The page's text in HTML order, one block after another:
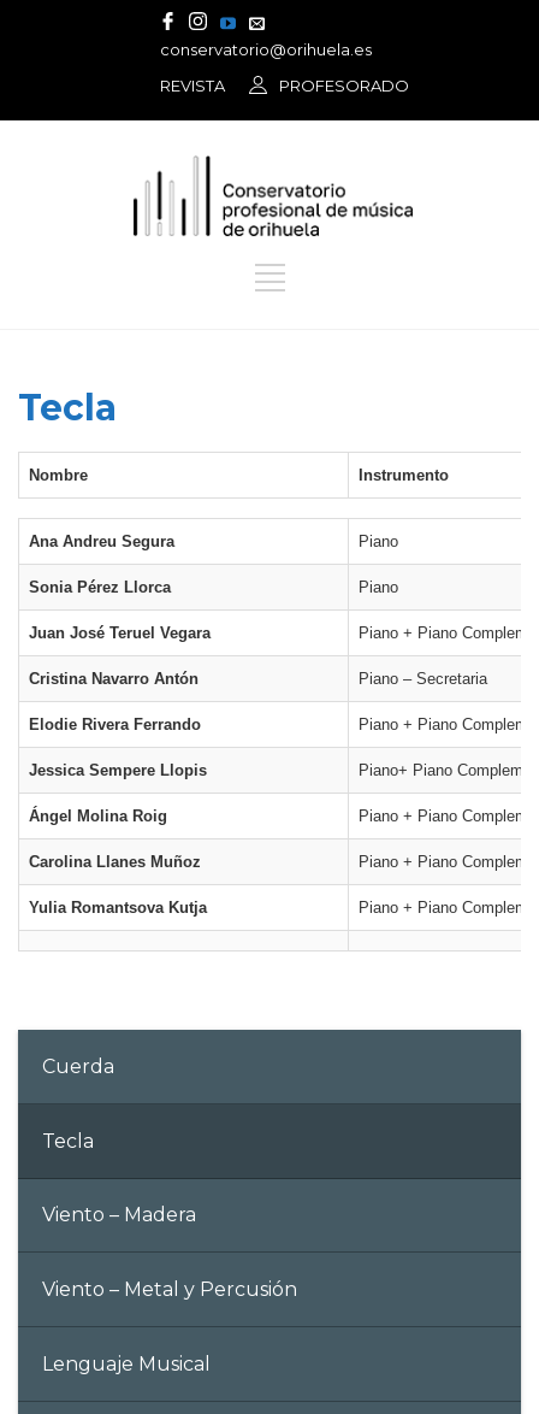
conservatorio@orihuela.es
PROFESORADO
REVISTA
Tecla
Nombre Instrumento
Ana Andreu Segura Piano
Sonia Pérez Llorca Piano
Juan José Teruel Vegara Piano + Piano
Cristina Navarro Antón Piano – Secretaria
Elodie Rivera Ferrando Piano + Piano
Jessica Sempere Llopis Piano+ Piano
Ángel Molina Roig Piano + Piano
Carolina Llanes Muñoz Piano + Piano
Yulia Romantsova Kutja Piano + Piano
Cuerda
Tecla
Viento – Madera
Viento – Metal y Percusión
Lenguaje Musical